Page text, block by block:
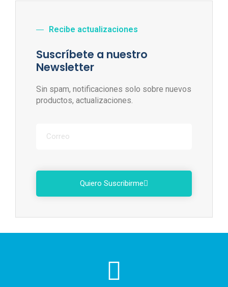
Recibe actualizaciones
Suscríbete a nuestro
Newsletter
Sin spam, notificaciones solo sobre nuevos
productos, actualizaciones.
Quiero Suscribirme